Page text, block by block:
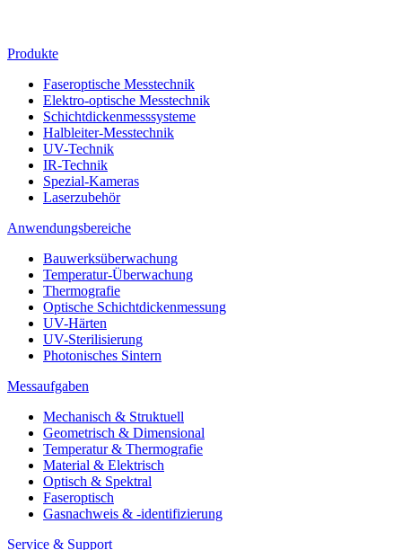
Produkte
Faseroptische Messtechnik
Elektro-optische Messtechnik
Schichtdickenmesssysteme
Halbleiter-Messtechnik
UV-Technik
IR-Technik
Spezial-Kameras
Laserzubehör
Anwendungsbereiche
Bauwerksüberwachung
Temperatur-Überwachung
Thermografie
Optische Schichtdickenmessung
UV-Härten
UV-Sterilisierung
Photonisches Sintern
Messaufgaben
Mechanisch & Struktuell
Geometrisch & Dimensional
Temperatur & Thermografie
Material & Elektrisch
Optisch & Spektral
Faseroptisch
Gasnachweis & -identifizierung
Service & Support